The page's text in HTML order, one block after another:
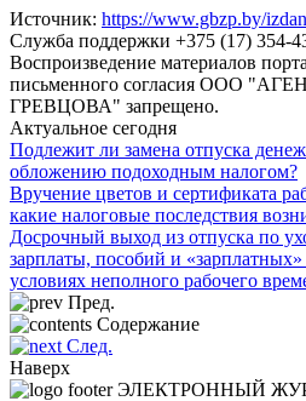
Источник: https://www.gbzp.by/
Служба поддержки +375 (17) 354-
Воспроизведение материалов
письменного согласия OOO
ГРЕВЦОВА" запрещено.
Актуальное сегодня
Подлежит ли замена отпуска
обложению подоходным налогом?
Вручение цветов и сертификата
какие налоговые последствия
Досрочный выход из отпуска по
зарплаты, пособий и
условиях неполного рабочего
Пред.
Содержание
След.
Наверх
ЭЛЕКТРОННЫЙ